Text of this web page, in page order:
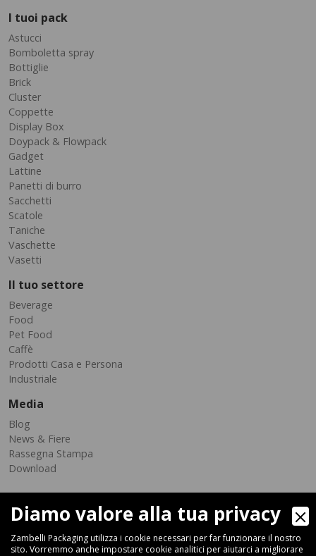
I tuoi pack
Astucci
Bomboletta spray
Bottiglie
Brick
Cluster
Coppette
Display Box
Doypack & Flowpack
Gadget
Lattine
Panetti di burro
Sacchetti
Scatole
Taniche
Vaschette
Vasetti
Il tuo settore
Beverage
Food
Pet Food
Caffè
Prodotti Casa e Persona
Industriale
Media
Blog
News & Fiere
Rassegna Stampa
Download
Diamo valore alla tua privacy
Zambelli Packaging utilizza i cookie necessari per far funzionare il nostro
sito. Vorremmo anche impostare cookie analitici per aiutarci a migliorare